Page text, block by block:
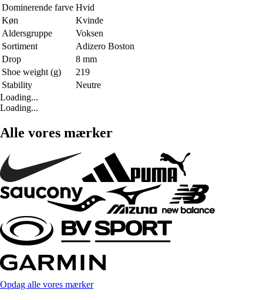
Dominerende farve Hvid
Køn
Kvinde
Aldersgruppe
Voksen
Sortiment
Adizero Boston
Drop
8 mm
Shoe weight (g)
219
Stability
Neutre
Loading...
Loading...
Alle vores mærker
Opdag alle vores mærker